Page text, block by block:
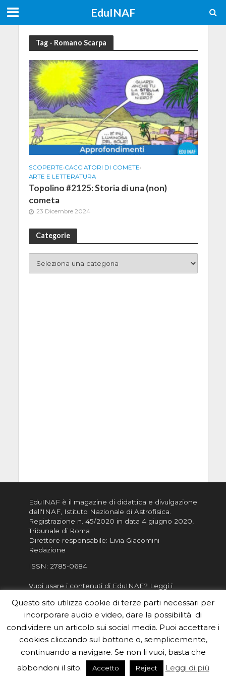
EduINAF
Tag - Romano Scarpa
SCOPERTE•CACCIATORI DI COMETE•
ARTE E LETTERATURA
Topolino #2125: Storia di una (non)
cometa
23 Dicembre 2024
Categorie
EduINAF è il magazine di didattica e divulgazione
dell'INAF, Istituto Nazionale di Astrofisica
Registrazione n. 45/2020 in data 4 giugno 2020,
Tribunale di Roma
Direttore responsabile: Livia Giacomini
Redazione
ISSN: 2785-0684
Vuoi usare i contenuti di EduINAF? Leggi i
Informativa sulla Privacy
Informatva sui Cookie
Per la rubrica de l'Astronomo risponde, per
inviarci le tue foto o i tuoi contributi, scrivici a
redazione.edu [chiocciola] inaf.it oppure
il form
Questo sito utilizza cookie di terze parti necessari per
incorporare audio e video, dare la possibilità di
condividere un articolo sui social media. Puoi accettare i
cookies cliccando sul bottone o, semplicemente,
continuando a navigare. Se non li vuoi, basta che
abbondoni il sito.
Accetto Reject Leggi di più